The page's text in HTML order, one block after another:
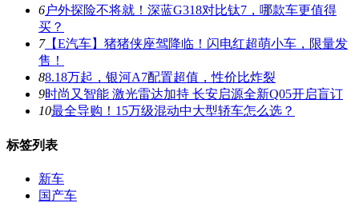
6户外探险不将就！深蓝G318对比钛7，哪款车更值得
买？
7【E汽车】猪猪侠座驾降临！闪电红超萌小车，限量发
售！
88.18万起，银河A7配置超值，性价比炸裂
9时尚又智能 激光雷达加持 长安启源全新Q05开启盲订
10最全导购！15万级混动中大型轿车怎么选？
标签列表
新车
国产车